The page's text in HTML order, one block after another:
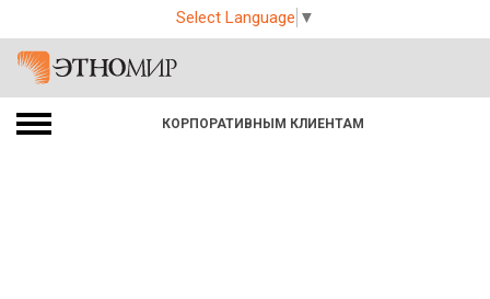
Select Language ▼
КОРПОРАТИВНЫМ КЛИЕНТАМ